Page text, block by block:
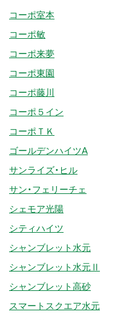
コーポ室本
コーポ敏
コーポ来夢
コーポ東園
コーポ藤川
コーポ５イン
コーポＴＫ
ゴールデンハイツA
サンライズ・ヒル
サン・フェリーチェ
シェモア光陽
シティハイツ
シャンブレット水元
シャンブレット水元Ⅱ
シャンブレット高砂
スマートスクエア水元